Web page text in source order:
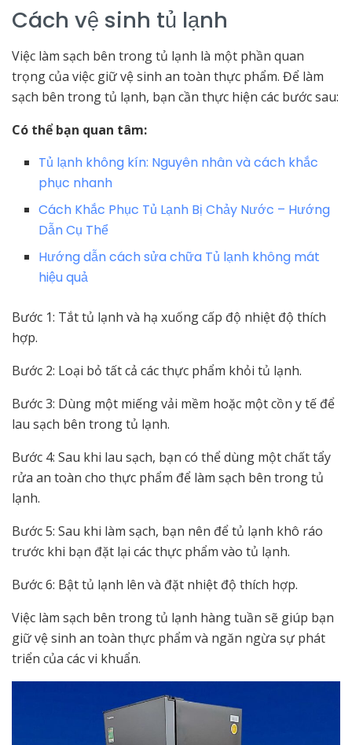
Cách vệ sinh tủ lạnh
Việc làm sạch bên trong tủ lạnh là một phần quan
trọng của việc giữ vệ sinh an toàn thực phẩm. Để làm
sạch bên trong tủ lạnh, bạn cần thực hiện các bước sau:
Có thể bạn quan tâm:
Tủ lạnh không kín: Nguyên nhân và cách khắc
phục nhanh
Cách Khắc Phục Tủ Lạnh Bị Chảy Nước – Hướng
Dẫn Cụ Thể
Hướng dẫn cách sửa chữa Tủ lạnh không mát
hiệu quả
Bước 1: Tắt tủ lạnh và hạ xuống cấp độ nhiệt độ thích
hợp.
Bước 2: Loại bỏ tất cả các thực phẩm khỏi tủ lạnh.
Bước 3: Dùng một miếng vải mềm hoặc một cồn y tế để
lau sạch bên trong tủ lạnh.
Bước 4: Sau khi lau sạch, bạn có thể dùng một chất tẩy
rửa an toàn cho thực phẩm để làm sạch bên trong tủ
lạnh.
Bước 5: Sau khi làm sạch, bạn nên để tủ lạnh khô ráo
trước khi bạn đặt lại các thực phẩm vào tủ lạnh.
Bước 6: Bật tủ lạnh lên và đặt nhiệt độ thích hợp.
Việc làm sạch bên trong tủ lạnh hàng tuần sẽ giúp bạn
giữ vệ sinh an toàn thực phẩm và ngăn ngừa sự phát
triển của các vi khuẩn.